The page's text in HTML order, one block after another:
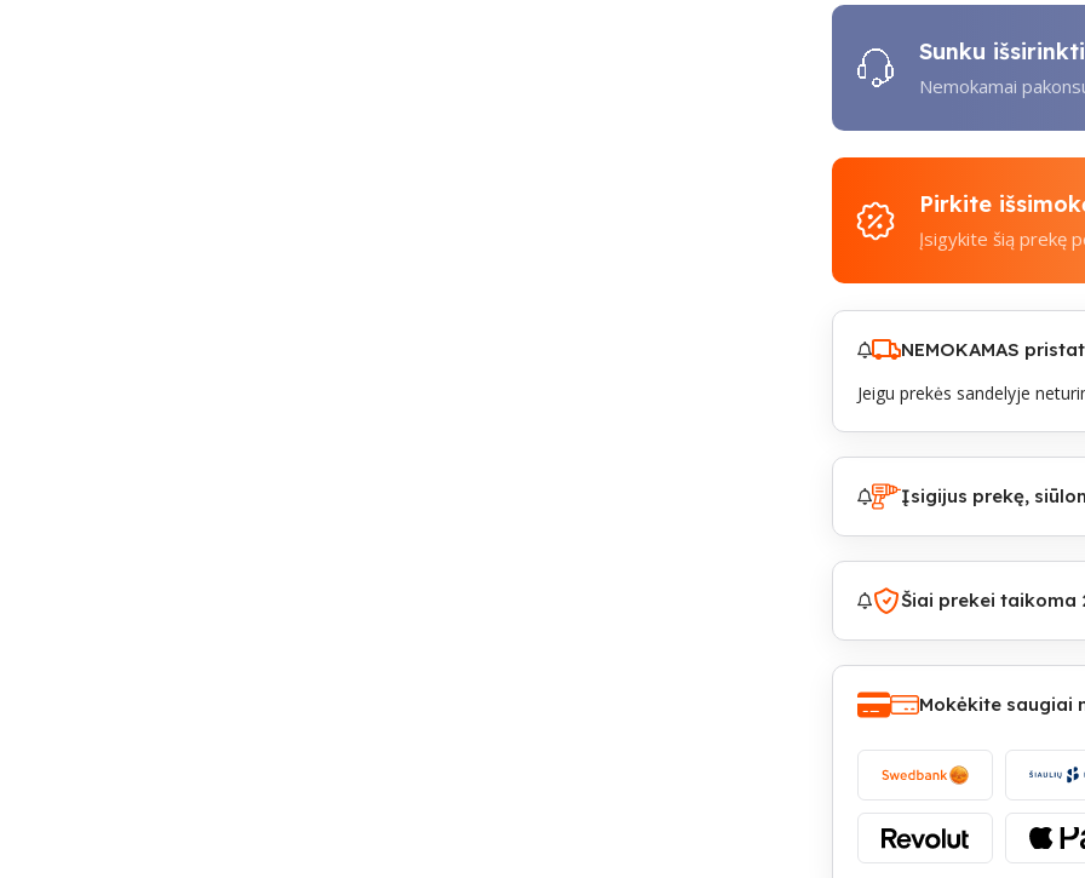
Sunku
Nemokamai
Pirkite
Įsigykite šią prekę
NEMOKAMAS
Jeigu prekės sandelyje
Įsigijus prekę,
Šiai prekei taikoma
Mokėkite saugiai